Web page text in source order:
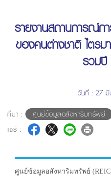
รายงานสถานการณ์ก
ของคนต่างชาติ ไตร
รวม
วันที่ : 27
ที่มา :
ศูนย์ข้อมูลอสังหาริมทรัพย์
แชร์ :
ศูนย์ข้อมูลอสังหาริมทรัพย์